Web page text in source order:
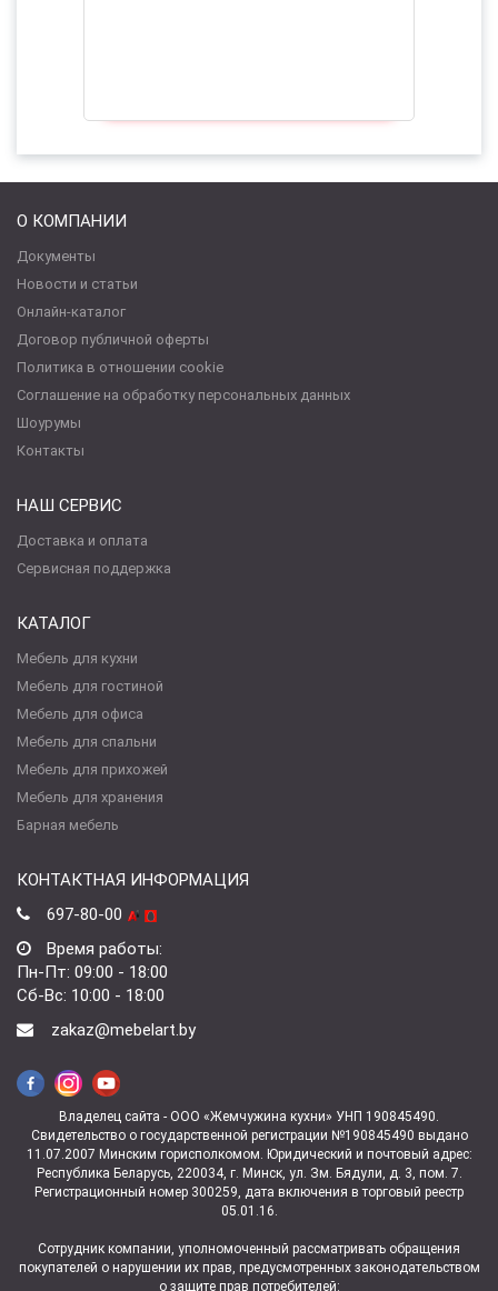
О КОМПАНИИ
Документы
Новости и статьи
Онлайн-каталог
Договор публичной оферты
Политика в отношении cookie
Соглашение на обработку персональных данных
Шоурумы
Контакты
НАШ СЕРВИС
Доставка и оплата
Сервисная поддержка
КАТАЛОГ
Мебель для кухни
Мебель для гостиной
Мебель для офиса
Мебель для спальни
Мебель для прихожей
Мебель для хранения
Барная мебель
КОНТАКТНАЯ ИНФОРМАЦИЯ
697-80-00
Время работы:
Пн-Пт: 09:00 - 18:00
Сб-Вс: 10:00 - 18:00
zakaz@mebelart.by
Владелец сайта - ООО «Жемчужина кухни» УНП 190845490.
Свидетельство о государственной регистрации №190845490 выдано
11.07.2007 Минским горисполкомом. Юридический и почтовый адрес:
Республика Беларусь, 220034, г. Минск, ул. Зм. Бядули, д. 3, пом. 7.
Регистрационный номер 300259, дата включения в торговый реестр
05.01.16.
Сотрудник компании, уполномоченный рассматривать обращения
покупателей о нарушении их прав, предусмотренных законодательством
о защите прав потребителей: